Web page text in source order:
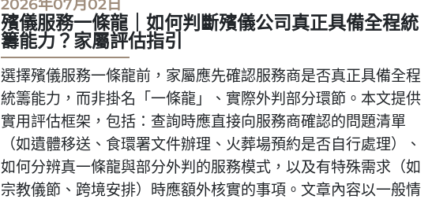
2026年07月02日
殯儀服務一條龍｜如何判斷殯儀公司真正具備全程統
籌能力？家屬評估指引
選擇殯儀服務一條龍前，家屬應先確認服務商是否真正具備全程
統籌能力，而非掛名「一條龍」、實際外判部分環節。本文提供
實用評估框架，包括：查詢時應直接向服務商確認的問題清單
（如遺體移送、食環署文件辦理、火葬場預約是否自行處理）、
如何分辨真一條龍與部分外判的服務模式，以及有特殊需求（如
宗教儀節、跨境安排）時應額外核實的事項。文章內容以一般情